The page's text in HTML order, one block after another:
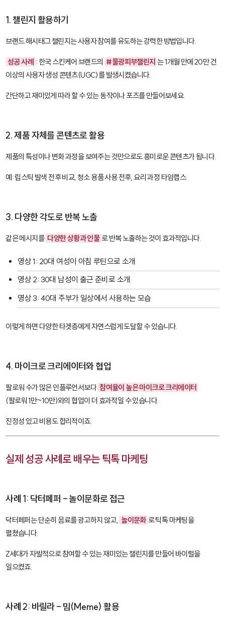
1. 챌린지 활용하기
브랜드 해시태그 챌린지는 사용자 참여를 유도하는 강력한 방법입니다.
성공 사례 : 한국 스킨케어 브랜드의 #물광피부챌린지 는 1개월 만에 20만 건
이상의 사용자 생성 콘텐츠(UGC)를 발생시켰습니다.
간단하고 재미있게 따라 할 수 있는 동작이나 포즈를 만들어보세요.
2. 제품 자체를 콘텐츠로 활용
제품의 특성이나 변화 과정을 보여주는 것만으로도 흥미로운 콘텐츠가 됩니다.
예: 립스틱 발색 전후 비교, 청소 용품 사용 전후, 요리 과정 타임랩스
3. 다양한 각도로 반복 노출
같은 메시지를 다양한 상황과 인물 로 반복 노출하는 것이 효과적입니다.
영상 1: 20대 여성이 아침 루틴으로 소개
영상 2: 30대 남성이 출근 준비로 소개
영상 3: 40대 주부가 일상에서 사용하는 모습
이렇게 하면 다양한 타겟층에게 자연스럽게 도달할 수 있습니다.
4. 마이크로 크리에이터와 협업
팔로워 수가 많은 인플루언서보다 참여율이 높은 마이크로 크리에이터
(팔로워 1만~10만)와의 협업이 더 효과적일 수 있습니다.
진정성 있고 비용도 합리적이죠.
실제 성공 사례로 배우는 틱톡 마케팅
사례 1: 닥터페퍼 - 놀이문화로 접근
닥터페퍼는 단순히 음료를 광고하지 않고, 놀이문화 로 틱톡 마케팅을
펼쳤습니다.
Z세대가 자발적으로 참여할 수 있는 재미있는 챌린지를 만들어 바이럴을
일으켰죠.
사례 2: 바릴라 - 밈(Meme) 활용